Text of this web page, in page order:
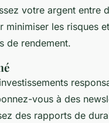
votre argent entre
minimiser les risques
de rendement.
vous à des
des rapports de